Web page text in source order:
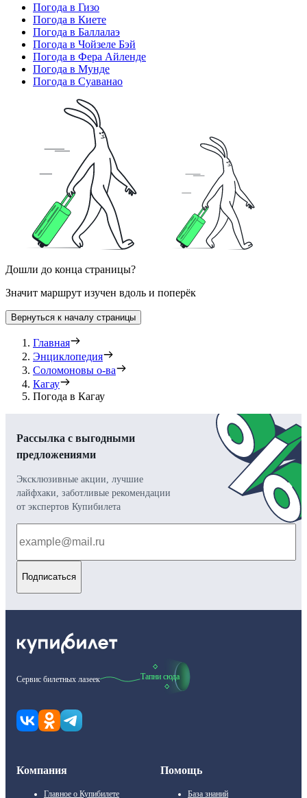
Погода в Гизо
Погода в Киете
Погода в Баллалаэ
Погода в Чойзеле Бэй
Погода в Фера Айленде
Погода в Мунде
Погода в Суаванао
Дошли до конца страницы?
Значит маршрут изучен вдоль и поперёк
Вернуться к началу страницы
Главная
Энциклопедия
Соломоновы о-ва
Кагау
Погода в Кагау
Рассылка с выгодными
предложениями
Эксклюзивные акции, лучшие
лайфхаки, заботливые рекомендации
от экспертов Купибилета
Подписаться
Сервис билетных лазеек Тапни сюда
Компания
Главное о Купибилете
Помощь
База знаний